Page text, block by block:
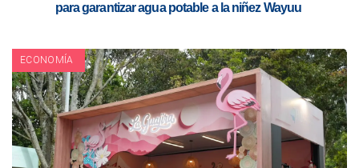
para garantizar agua potable a la niñez Wayuu
ECONOMÍA